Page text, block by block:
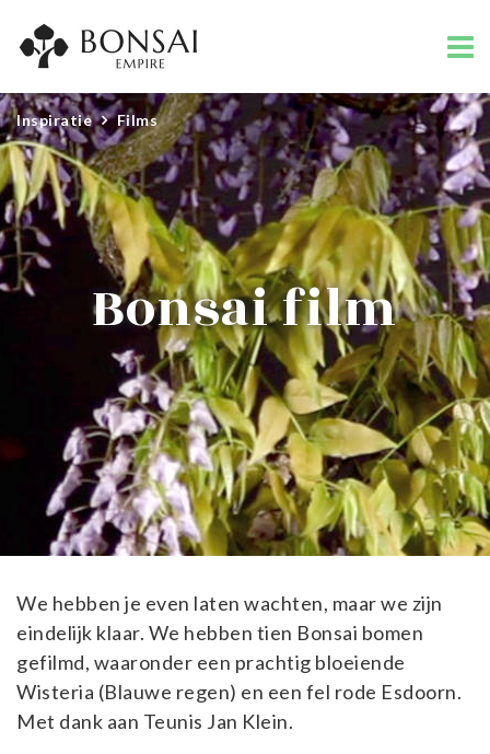
Inspiratie Films
Bonsai film
We hebben je even laten wachten, maar we zijn
eindelijk klaar. We hebben tien Bonsai bomen
gefilmd, waaronder een prachtig bloeiende
Wisteria (Blauwe regen) en een fel rode Esdoorn.
Met dank aan Teunis Jan Klein.